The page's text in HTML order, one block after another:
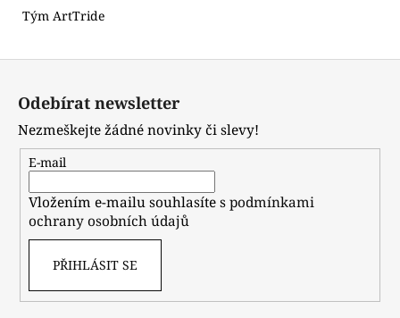
Tým ArtTride
Odebírat newsletter
Nezmeškejte žádné novinky či slevy!
E-mail
Vložením e-mailu souhlasíte spodmínkami
ochrany osobních údajů
PŘIHLÁSIT SE